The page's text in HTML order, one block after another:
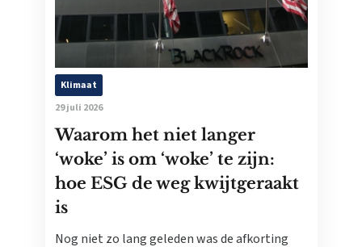
Klimaat
29 juli 2026
Waarom het niet langer
‘woke’ is om ‘woke’ te zijn:
hoe ESG de weg kwijtgeraakt
is
Nog niet zo lang geleden was de afkorting